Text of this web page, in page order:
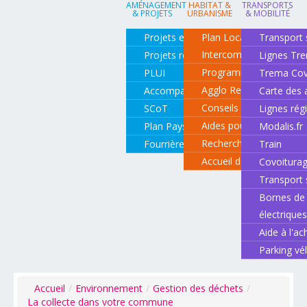
AMÉNAGEMENT
& PROJETS
Projets en cours
Projets réalisés
PLUI
Accompagnement de projets
SCoT
Plan Paysage
Fourrière animale
HABITAT &
URBANISME
Plan Local d'Urbanisme
Intercommunal
Programme local de
Agglo Renov
Conseils pour rénover
Aides pour rénover
Recherche d'un
Accueil des gens du
TRANSPORTS
& MOBILITÉ
Transport
Lignes
Trema
Carte des
Lignes
Modalis.fr
Train
Transport
Bornes
électriques
Aide à
Parking
Accueil / Environnement / Gestion des déchets /
La collecte dans votre commune